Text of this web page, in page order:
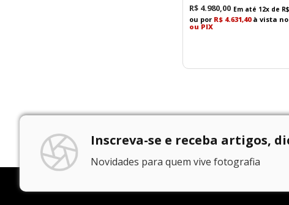
R$ 4.980,00 Em até 12x de R$
ou por R$ 4.631,40à vista no
ou PIX
Inscreva-se e receba artigos,
Novidades para quem vive fotografia